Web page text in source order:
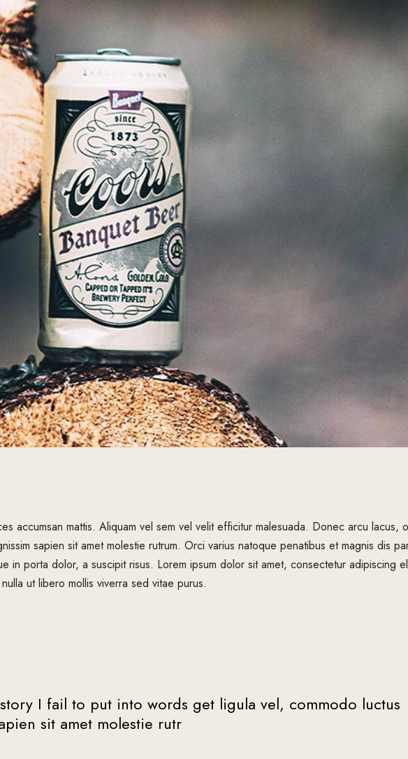
accumsan mattis. Aliquam vel sem vel velit efficitur malesuada. Donec arcu lacus,
sapien sit amet molestie rutrum. Orci varius natoque penatibus et magnis dis
in porta dolor, a suscipit risus. Lorem ipsum dolor sit amet, consectetur adipiscing
ut libero mollis viverra sed vitae purus.
I fail to put into words get ligula vel, commodo luctus
sit amet molestie rutr